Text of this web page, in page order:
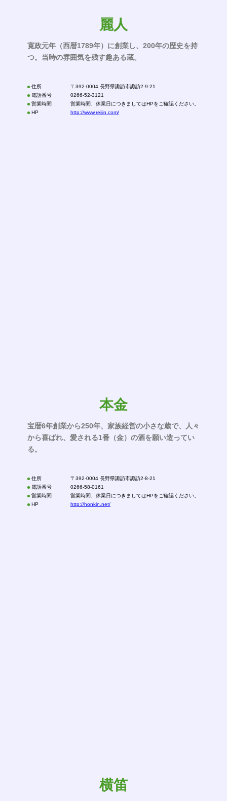
麗人
寛政元年（西暦1789年）に創業し、200年の歴史を持
つ。当時の雰囲気を残す趣ある蔵。
住所
〒392-0004 長野県諏訪市諏訪2-9-21
電話番号
0266-52-3121
営業時間
営業時間、休業日につきましてはHPをご確認ください。
HP
http://www.reijin.com/
本金
宝暦6年創業から250年、家族経営の小さな蔵で、人々
から喜ばれ、愛される1番（金）の酒を願い造ってい
る。
住所
〒392-0004 長野県諏訪市諏訪2-8-21
電話番号
0266-58-0161
営業時間
営業時間、休業日につきましてはHPをご確認ください。
HP
http://honkin.net/
横笛